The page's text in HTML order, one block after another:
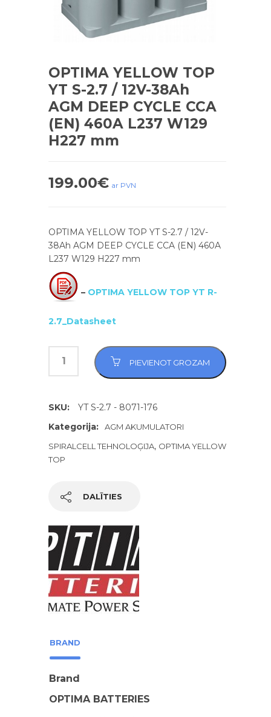
OPTIMA YELLOW TOP
YT S-2.7 / 12V-38Ah
AGM DEEP CYCLE CCA
(EN) 460A L237 W129
H227 mm
199.00€ ar PVN
OPTIMA YELLOW TOP YT S-2.7 / 12V-
38Ah AGM DEEP CYCLE CCA (EN) 460A
L237 W129 H227 mm
– OPTIMA YELLOW TOP YT R-
2.7_Datasheet
PIEVIENOT GROZAM
SKU:
YT S-2.7 - 8071-176
Kategorija:
AGM AKUMULATORI
SPIRALCELL TEHNOLOĢIJA, OPTIMA YELLOW
TOP
DALĪTIES
BRAND
Brand
OPTIMA BATTERIES